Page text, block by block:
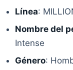
Línea:
Nombre del
Intense
Género: